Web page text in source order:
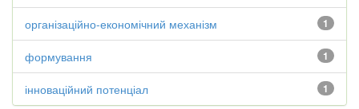
1
організаційно-економічний механізм
1
формування
1
інноваційний потенціал